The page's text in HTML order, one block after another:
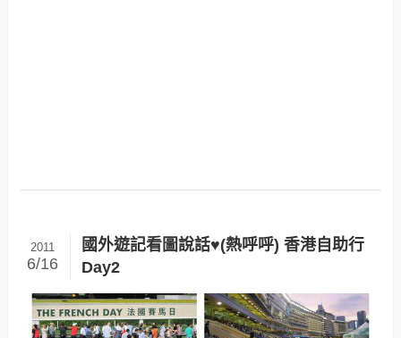
國外遊記看圖說話♥(熱呼呼) 香港自助行
Day2
2011
6/16